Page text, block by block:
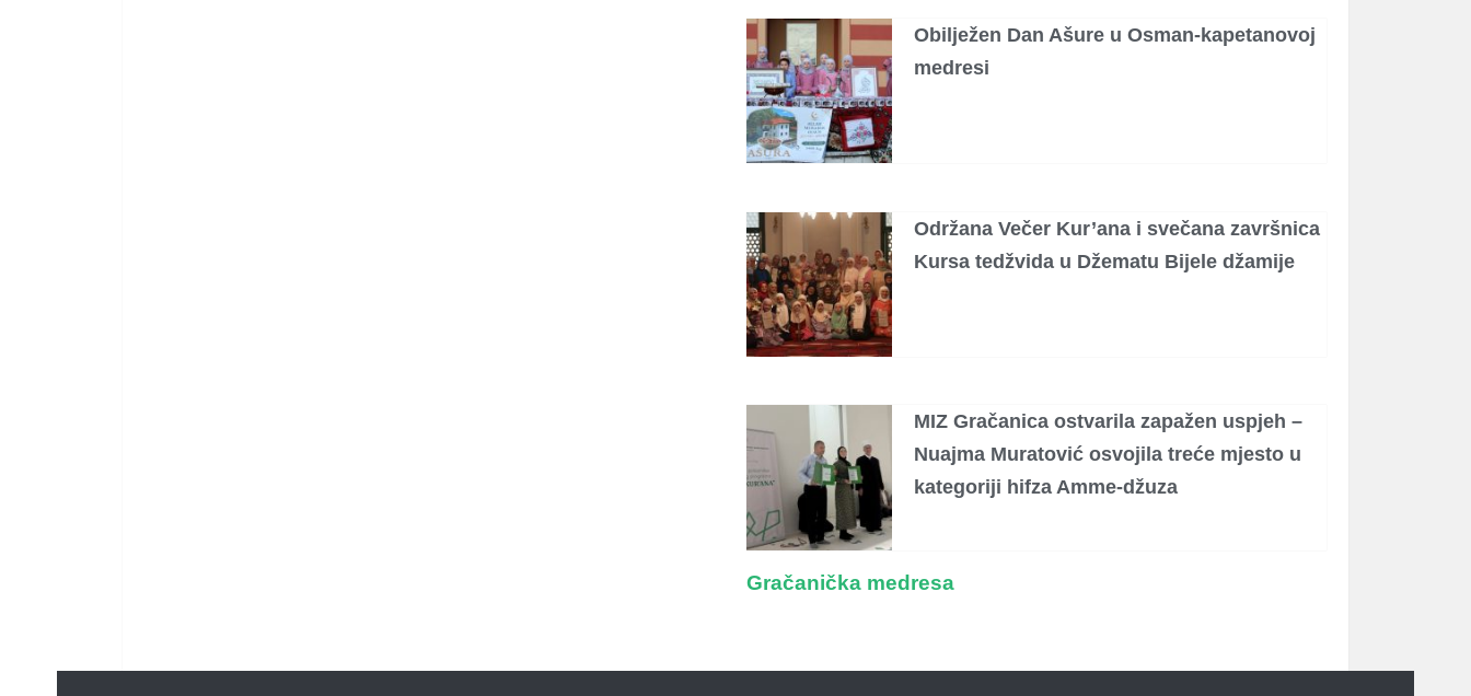
Obilježen Dan Ašure u Osman-kapetanovoj
medresi
Održana Večer Kur’ana i svečana završnica
Kursa tedžvida u Džematu Bijele džamije
MIZ Gračanica ostvarila zapažen uspjeh –
Nuajma Muratović osvojila treće mjesto u
kategoriji hifza Amme-džuza
Gračanička medresa